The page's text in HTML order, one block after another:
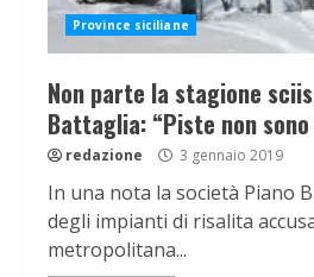
Province siciliane
Non parte la stagione
Battaglia: “Piste non
redazione 3 gennaio 2019
In una nota la società Piano
degli impianti di risalita
metropolitana...